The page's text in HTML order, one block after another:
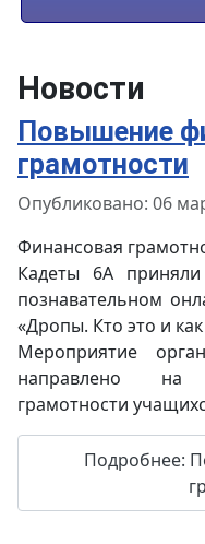
Новости
Повышение
грамотности
Информация о
Опубликовано: 06
Финансовая
Кадеты 6А
познавательном
«Дропы. Кто это и
Мероприятие
направлено на
грамотности
Подробнее: